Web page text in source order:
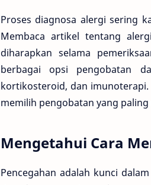
Proses diagnosa alergi sering
Membaca artikel tentang
diharapkan selama
berbagai opsi pengobatan
kortikosteroid, dan
memilih pengobatan yang
Mengetahui Cara
Pencegahan adalah kunci